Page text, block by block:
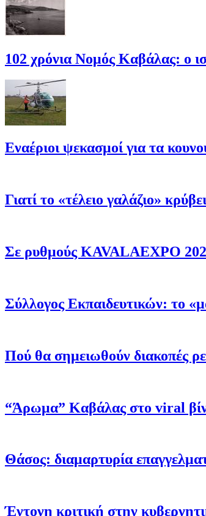
102 χρόνια Νομός Καβάλας: ο
Εναέριοι ψεκασμοί για τα
Γιατί το «τέλειο γαλάζιο»
Σε ρυθμούς KAVALAEXPO
Σύλλογος Εκπαιδευτικών: το
Πού θα σημειωθούν διακοπές
“Άρωμα” Καβάλας στο viral
Θάσος: διαμαρτυρία
Έντονη κριτική στην